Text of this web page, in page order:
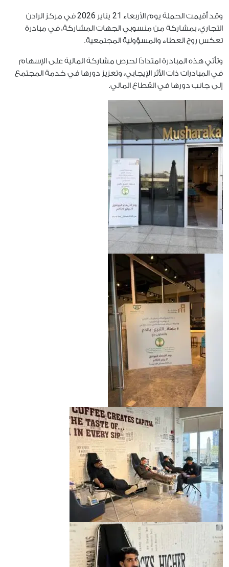
وقد أُقيمت الحملة يوم الأربعاء 21 يناير 2026في مركز الرادن
التجاري، بمشاركة من منسوبي الجهات المشاركة، في مبادرة
تعكس روح العطاء والمسؤولية المجتمعية.
وتأتي هذه المبادرة امتدادًا لحرص مشاركة المالية على الإسهام
في المبادرات ذات الأثر الإيجابي، وتعزيز دورها في خدمة المجتمع
إلى جانب دورها في القطاع المالي.